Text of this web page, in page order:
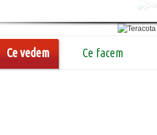
Ce vedem Ce facem